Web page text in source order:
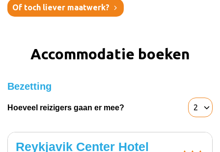
Of toch liever maatwerk?
Accommodatie boeken
Bezetting
Hoeveel reizigers gaan er mee?
Reykjavik Center Hotel